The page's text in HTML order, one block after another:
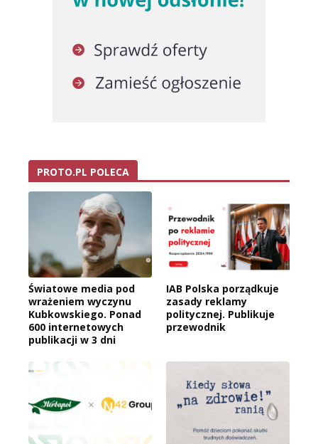
PROTO.PL POLECA
Światowe media pod
wrażeniem wyczynu
Kubkowskiego. Ponad
600 internetowych
publikacji w 3 dni
IAB Polska porządkuje
zasady reklamy
politycznej. Publikuje
przewodnik